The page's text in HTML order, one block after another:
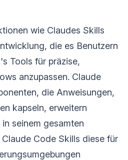
wie Claudes Skills
die es Benutzern
Tools für präzise,
anzupassen. Claude
die Anweisungen,
kapseln, erweitern
seinem gesamten
Code Skills diese für